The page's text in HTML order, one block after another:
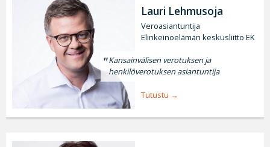
Lauri Lehmusoja
Veroasiantuntija
Elinkeinoelämän keskusliitto EK
Kansainvälisen verotuksen ja
henkilöverotuksen asiantuntija
Tutustu